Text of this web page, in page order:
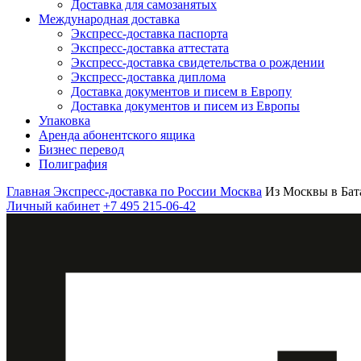
Доставка для самозанятых
Международная доставка
Экспресс-доставка паспорта
Экспресс-доставка аттестата
Экспресс-доставка свидетельства о рождении
Экспресс-доставка диплома
Доставка документов и писем в Европу
Доставка документов и писем из Европы
Упаковка
Аренда абонентского ящика
Бизнес перевод
Полиграфия
Главная Экспресс-доставка по России Москва Из Москвы в
Личный кабинет +7 495 215-06-42